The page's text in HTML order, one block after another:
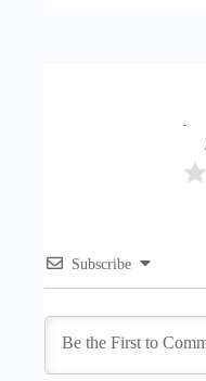
Subscribe